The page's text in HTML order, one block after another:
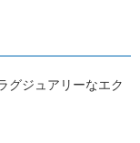
グジュアリーなエク